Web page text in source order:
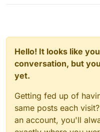
Hello! It looks like
conversation, but
yet.
Getting fed up of
same posts each
an account, you'll